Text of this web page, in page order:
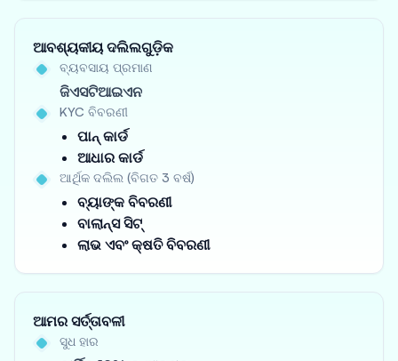
ଆବଶ୍ୟକୀୟ ଦଲିଲଗୁଡ଼ିକ
ବ୍ୟବସାୟ ପ୍ରମାଣ
ଜିଏସଟିଆଇଏନ
KYC ବିବରଣୀ
ପାନ୍ କାର୍ଡ
ଆଧାର କାର୍ଡ
ଆର୍ଥିକ ଦଲିଲ (ବିଗତ 3 ବର୍ଷ)
ବ୍ୟାଙ୍କ ବିବରଣୀ
ବାଲାନ୍ସ ସିଟ୍
ଲାଭ ଏବଂ କ୍ଷତି ବିବରଣୀ
ଆମର ସର୍ତ୍ତାବଳୀ
ସୁଧ ହାର